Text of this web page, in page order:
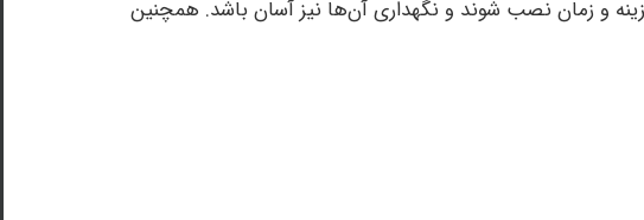
و زمان نصب شوند و نگهداری آن‌ها نیز آسان باشد. همچنین